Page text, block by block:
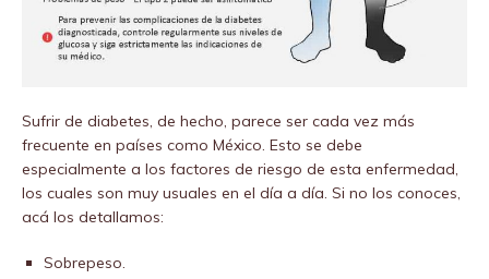
Sufrir de diabetes, de hecho, parece ser cada vez más
frecuente en países como México. Esto se debe
especialmente a los factores de riesgo de esta enfermedad,
los cuales son muy usuales en el día a día. Si no los conoces,
acá los detallamos:
Sobrepeso.